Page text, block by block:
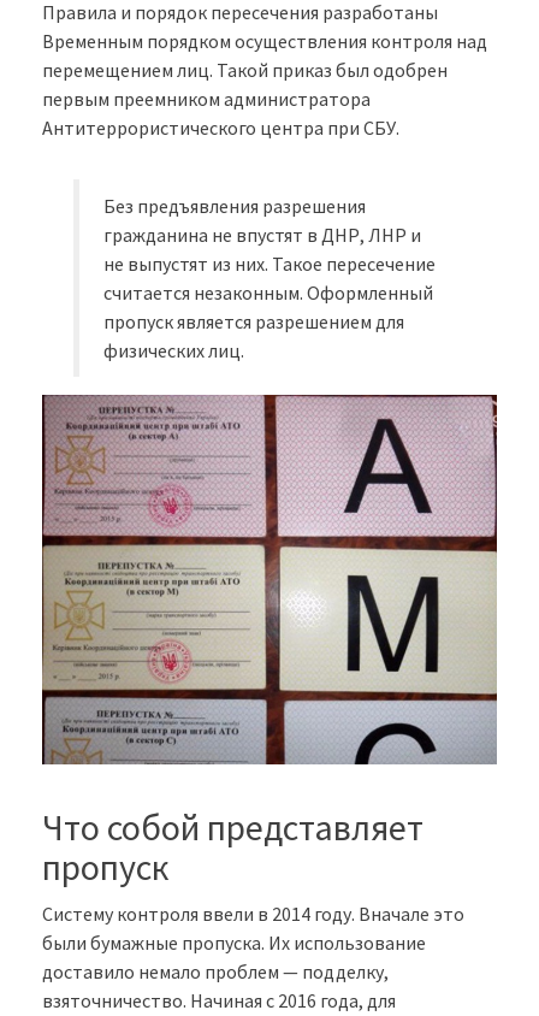
Правила и порядок пересечения разработаны
Временным порядком осуществления контроля над
перемещением лиц. Такой приказ был одобрен
первым преемником администратора
Антитеррористического центра при СБУ.
Без предъявления разрешения
гражданина не впустят в ДНР, ЛНР и
не выпустят из них. Такое пересечение
считается незаконным. Оформленный
пропуск является разрешением для
физических лиц.
Что собой представляет
пропуск
Систему контроля ввели в 2014 году. Вначале это
были бумажные пропуска. Их использование
доставило немало проблем — подделку,
взяточничество. Начиная с 2016 года, для